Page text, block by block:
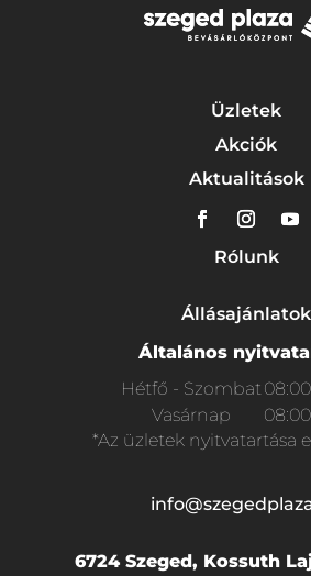
Üzletek
Akciók
Aktualitások
Rólunk
Állásajánlatok
Általános
Hétfő - Szombat
Vasárnap
*Az üzletek nyitvatartása
6724 Szeged, Kossuth